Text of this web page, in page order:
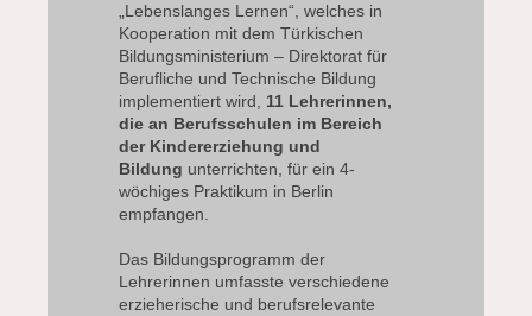
„Lebenslanges Lernen“, welches in
Kooperation mit dem Türkischen
Bildungsministerium – Direktorat für
Berufliche und Technische Bildung
implementiert wird, 11 Lehrerinnen,
die an Berufsschulen im Bereich
der Kindererziehung und
Bildung unterrichten, für ein 4-
wöchiges Praktikum in Berlin
empfangen.
Das Bildungsprogramm der
Lehrerinnen umfasste verschiedene
erzieherische und berufsrelevante